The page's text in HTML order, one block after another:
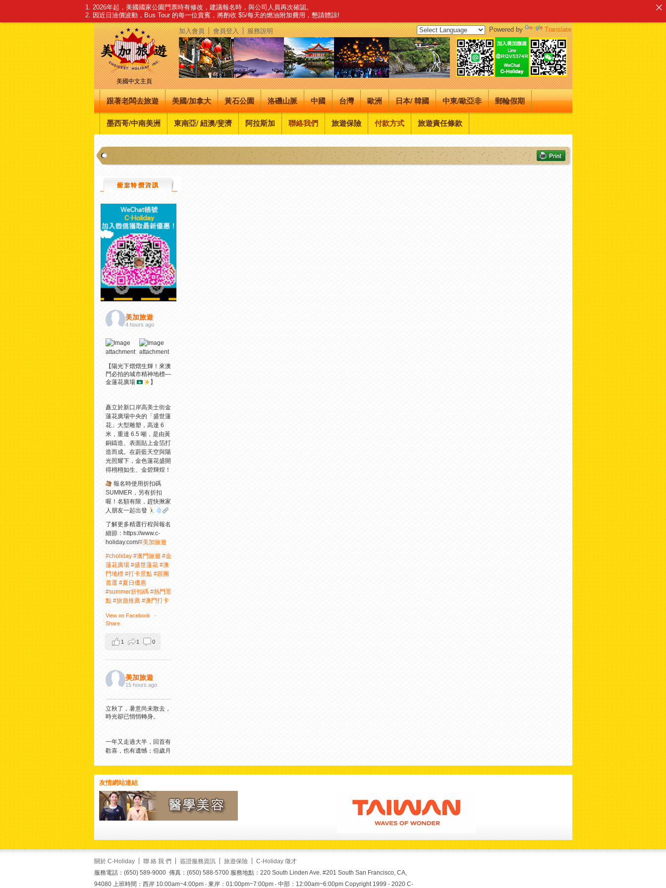
美國中文主頁
加入會員 會員登入 服務說明 Powered by Translate
跟著老闆去旅遊 美國/加拿大 黃石公園 洛磯山脈 中國 台灣 歐洲 日本/ 韓國 中東/歐亞非 郵輪假期
墨西哥/中南美洲 東南亞/ 紐澳/斐濟 阿拉斯加 聯絡我們 旅遊保險 付款方式 旅遊責任條款
美加旅遊
4 hours ago
【陽光下熠熠生輝！來澳
門必拍的城市精神地標—
金蓮花廣場
】
矗立於新口岸高美士街金
蓮花廣場中央的「盛世蓮
花」大型雕塑，高達 6
米，重達 6.5 噸，是由黃
銅鑄造、表面貼上金箔打
造而成。在蔚藍天空與陽
光照耀下，金色蓮花盛開
得栩栩如生、金碧輝煌！
報名時使用折扣碼
SUMMER，另有折扣
喔！名額有限，趕快揪家
人朋友一起出發
了解更多精選行程與報名
細節：https://www.c-
holiday.com/#美加旅遊
#choliday #澳門旅遊 #金
蓮花廣場 #盛世蓮花 #澳
門地標 #打卡景點 #跟團
首選 #夏日優惠
#summer折扣碼 #熱門景
點 #旅遊推薦 #澳門打卡
View on Facebook
·
Share
1 1 0
美加旅遊
15 hours ago
立秋了，暑意尚未散去，
時光卻已悄悄轉身。
一年又走過大半，回首有
歡喜，也有遺憾；但歲月
沉澱美好；願我們心中有
暖、眼裡有光，從容迎接
每一個日子。一葉知秋，
願秋風送來平安，也帶來
新的希望。
Share
1 1 0
友情網站連結
關於 C-Holiday 聯 絡 我 們 簽證服務資訊 旅遊保險
C-Holiday 徵才
服務電話：(650) 589-9000 傳真：(650) 588-5700 服務地點：220 South Linden Ave. #201 South San Francisco, CA,
94080 上班時間：西岸 10:00am~4:00pm ‧ 東岸：01:00pm~7:00pm ‧ 中部：12:00am~6:00pm Copyright 1999 - 2020 C-
1. 2026年起，美國國家公園門票時有修改，建議報名時，與公司人員再次確認。
2. 因近日油價波動，Bus Tour 的每一位貴賓，將酌收 $5/每天的燃油附加費用，懇請體諒!